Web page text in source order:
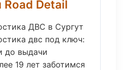
Road Detail
ДВС в Сургут
двс под ключ:
до выдачи
19 лет заботимся